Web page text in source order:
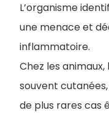
L’organisme
une menace et
inflammatoire.
Chez les
souvent
de plus rares cas